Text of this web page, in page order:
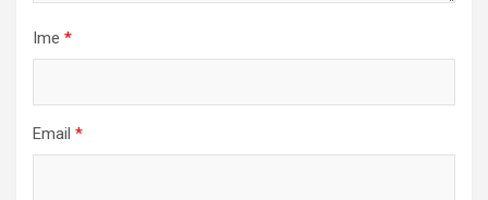
Ime *
Email *